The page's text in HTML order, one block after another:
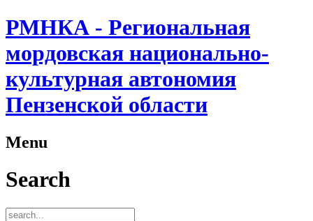
РМНКА - Региональная
мордовская национально-
культурная автономия
Пензенской области
Menu
Search